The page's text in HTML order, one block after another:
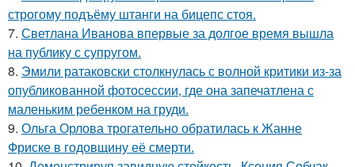
строгому подъёму штанги на бицепс стоя.
7. Светлана Иванова впервые за долгое время вышла
на публику с супругом.
8. Эмили ратаковски столкнулась с волной критики из-за
опубликованной фотосессии, где она запечатлена с
маленьким ребенком на груди.
9. Ольга Орлова трогательно обратилась к Жанне
Фриске в годовщину её смерти.